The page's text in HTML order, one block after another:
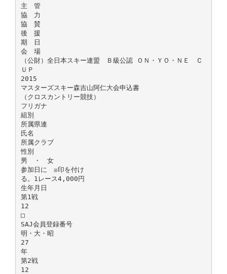
主 管
協 力
協 賛
後 援
期 日
会 場
（公財）全日本スキー連盟 Ｂ級公認 ＯＮ・ＹＯ・ＮＥ Ｃ
ＵＰ
2015
マスターズスキー森吉山阿仁大会申込書
（クロスカントリー競技）
フリガナ
組別
所属県連
氏名
所属クラブ
性別
男 ・ 女
参加日に ☒印を付け
る。1レース4,000円
生年月日
第1戦
12
□
SAJ会員登録番号
明・大・昭
27
年
第2戦
12